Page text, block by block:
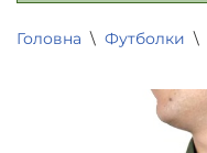
Головна \ Футболки \